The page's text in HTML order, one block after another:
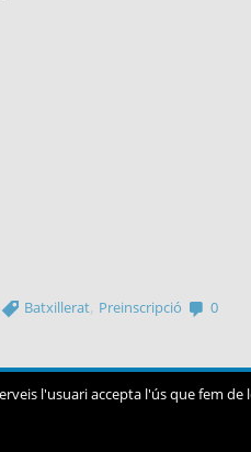
Batxillerat, Preinscripció 0
l'usuari accepta l'ús que fem de